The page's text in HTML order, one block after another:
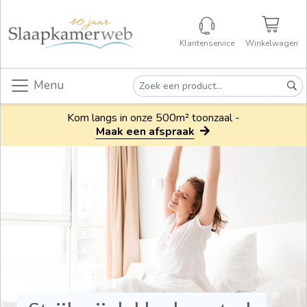
Klantenservice Winkelwagen
Menu
Kom langs in onze 500m² toonzaal -
Maak een afspraak